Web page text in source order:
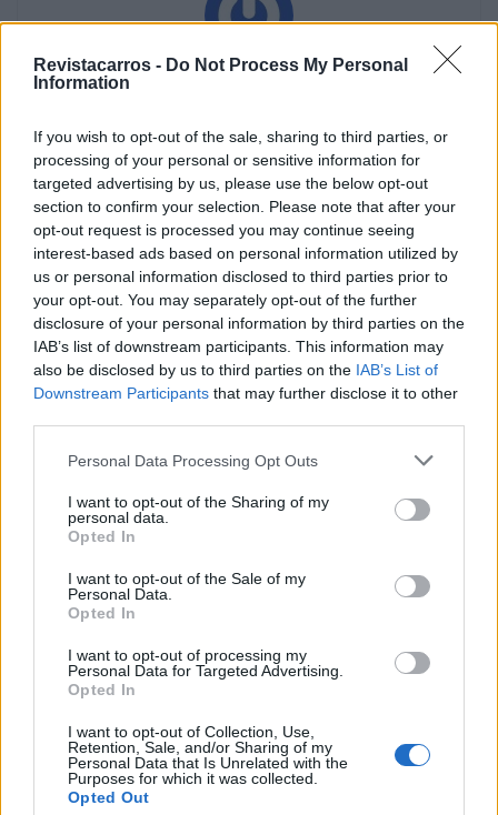
Revistacarros - Do Not Process My Personal
Information
If you wish to opt-out of the sale, sharing to third parties, or
processing of your personal or sensitive information for
targeted advertising by us, please use the below opt-out
section to confirm your selection. Please note that after your
opt-out request is processed you may continue seeing
interest-based ads based on personal information utilized by
us or personal information disclosed to third parties prior to
your opt-out. You may separately opt-out of the further
disclosure of your personal information by third parties on the
IAB’s list of downstream participants. This information may
also be disclosed by us to third parties on the IAB’s List of
Downstream Participants that may further disclose it to other
Personal Data Processing Opt Outs
I want to opt-out of the Sharing of my
personal data.
Opted In
I want to opt-out of the Sale of my
Personal Data.
Opted In
I want to opt-out of processing my
Personal Data for Targeted Advertising.
Opted In
I want to opt-out of Collection, Use,
Retention, Sale, and/or Sharing of my
Personal Data that Is Unrelated with the
Purposes for which it was collected.
Opted Out
Related Posts
Futuro BMW iX1 acelera e a Neue Klasse
muda tudo no SUV
Ford e Geely avançam e sucessor do Kuga pode
surpreender
VIRGILIO MACHADO